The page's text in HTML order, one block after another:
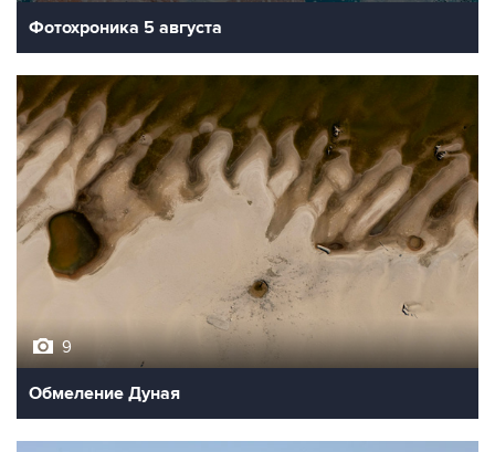
Фотохроника 5 августа
9
Обмеление Дуная